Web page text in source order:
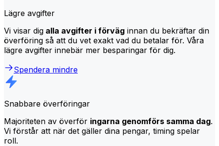
Lägre avgifter
Vi visar dig alla avgifter i förväg innan du bekräftar din
överföring så att du vet exakt vad du betalar för. Våra
lägre avgifter innebär mer besparingar för dig.
Spendera mindre
Snabbare överföringar
Majoriteten av överför ingarna genomförs samma dag.
Vi förstår att när det gäller dina pengar, timing spelar
roll.